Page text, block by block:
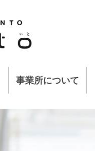
事業所について